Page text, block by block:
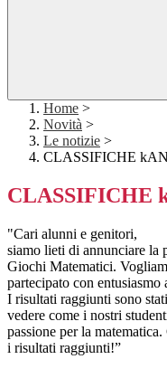
Home >
Novità >
Le notizie >
CLASSIFICHE
CLASSIFICHE
"Cari alunni e genitori,
siamo lieti di annunciare la
Giochi Matematici.
partecipato con entusiasmo
I risultati raggiunti sono
vedere come i nostri
passione per la
i risultati raggiunti!”